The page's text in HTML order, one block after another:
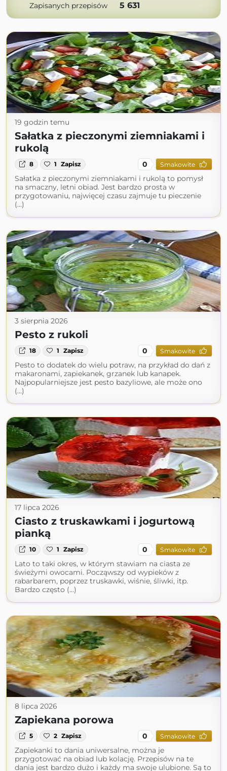
Zapisanych przepisów 5 631
19 godzin temu
Sałatka z pieczonymi ziemniakami i
rukolą
8 1 Zapisz 0 Smakowite
Sałatka z pieczonymi ziemniakami i rukolą to pomysł
na smaczny, letni obiad. Jest bardzo prosta w
przygotowaniu, najwięcej czasu zajmuje tu pieczenie
(...)
3 sierpnia 2026
Pesto z rukoli
18 1 Zapisz 0 Smakowite
Pesto to dodatek do wielu potraw, na przykład do dań z
makaronami, zapiekanek, grzanek lub kanapek.
Najpopularniejsze jest pesto bazyliowe, ale może ono
(...)
17 lipca 2026
Ciasto z truskawkami i jogurtową
pianką
10 1 Zapisz 0 Smakowite
Lato to taki okres, w którym stawiam na ciasta ze
świeżymi owocami. Począwszy od wypieków z
rabarbarem, poprzez truskawki, wiśnie, śliwki, itp.
Bardzo często (...)
8 lipca 2026
Zapiekana porowa
5 2 Zapisz 0 Smakowite
Zapiekanki to dania uniwersalne, można je
przygotować na obiad lub kolację. Przepisów na te
dania jest bardzo dużo i każdy ma swoje ulubione. Są to